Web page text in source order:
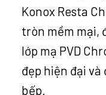
Konox Resta
tròn mềm mại,
lớp mạ PVD
đẹp hiện đại
bếp.